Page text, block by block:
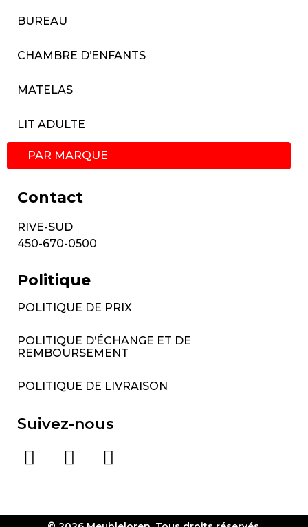
BUREAU
CHAMBRE D’ENFANTS
MATELAS
LIT ADULTE
PAR MARQUE
Contact
RIVE-SUD
450-670-0500
Politique
POLITIQUE DE PRIX
POLITIQUE D’ÉCHANGE ET DE
REMBOURSEMENT
POLITIQUE DE LIVRAISON
Suivez-nous